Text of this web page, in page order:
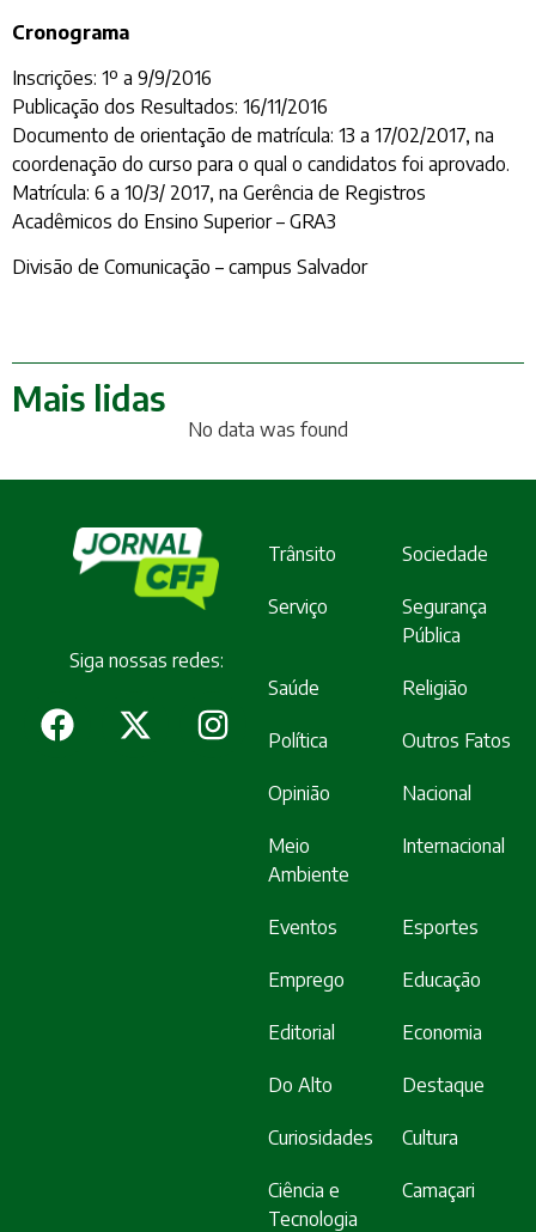
Cronograma
Inscrições: 1º a 9/9/2016
Publicação dos Resultados: 16/11/2016
Documento de orientação de matrícula: 13 a 17/02/2017, na
coordenação do curso para o qual o candidatos foi aprovado.
Matrícula: 6 a 10/3/ 2017, na Gerência de Registros
Acadêmicos do Ensino Superior – GRA3
​Divisão de Comunicação – campus Salvador​
Mais lidas
No data was found
Siga nossas redes:
Trânsito Sociedade
Serviço
Segurança
Pública
Saúde Religião
Política Outros Fatos
Opinião Nacional
Meio
Ambiente
Internacional
Eventos Esportes
Emprego Educação
Editorial Economia
Do Alto Destaque
Curiosidades Cultura
Ciência e
Tecnologia
Camaçari